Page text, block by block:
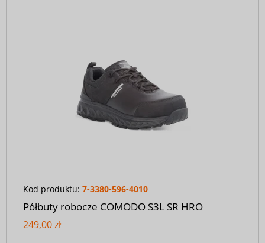
Kod produktu: 7-3380-596-4010
Półbuty robocze COMODO S3L SR HRO
249,00 zł